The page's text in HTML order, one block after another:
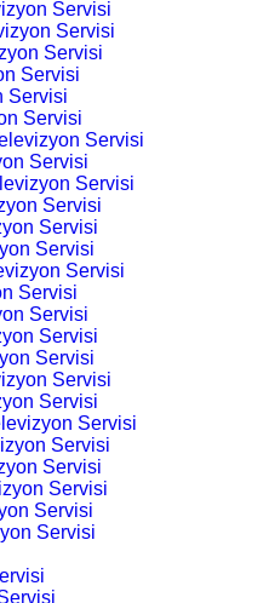
Servisi
Servisi
Servisi
Servisi
Servisi
Servisi
Servisi
Servisi
Servisi
Servisi
Servisi
Servisi
Servisi
Servisi
Servisi
Servisi
Servisi
Servisi
Servisi
Servisi
Servisi
Servisi
Servisi
Servisi
Servisi